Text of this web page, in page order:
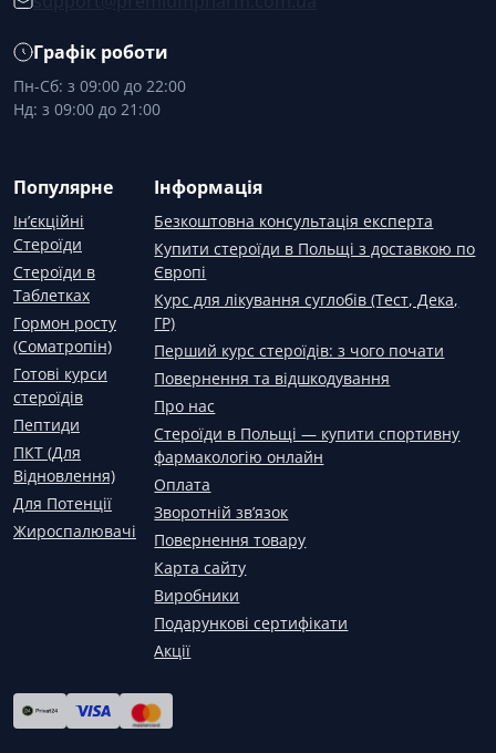
Графік роботи
Пн-Сб: з 09:00 до 22:00
Нд: з 09:00 до 21:00
Популярне
Ін’єкційні
Стероїди
Стероїди в
Таблетках
Гормон росту
(Соматропін)
Готові курси
стероїдів
Пептиди
ПКТ (Для
Відновлення)
Для Потенції
Жироспалювачі
Інформація
Безкоштовна консультація експерта
Купити стероїди в Польщі з доставкою по
Європі
Курс для лікування суглобів (Тест, Дека,
ГР)
Перший курс стероїдів: з чого почати
Повернення та відшкодування
Про нас
Стероїди в Польщі — купити спортивну
фармакологію онлайн
Оплата
Зворотній зв’язок
Повернення товару
Карта сайту
Виробники
Подарункові сертифікати
Акції